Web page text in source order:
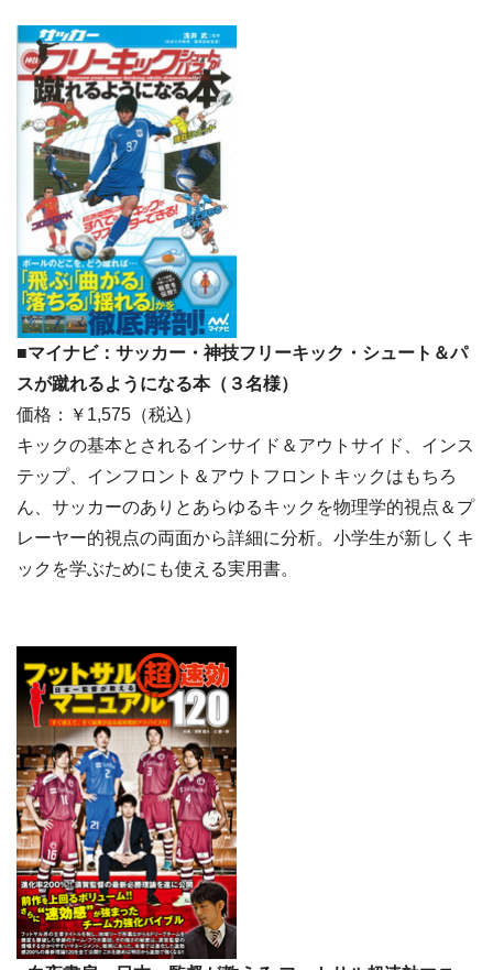
■マイナビ：サッカー・神技フリーキック・シュート＆パ
スが蹴れるようになる本（３名様）
価格：￥1,575（税込）
キックの基本とされるインサイド＆アウトサイド、インス
テップ、インフロント＆アウトフロントキックはもちろ
ん、サッカーのありとあらゆるキックを物理学的視点＆プ
レーヤー的視点の両面から詳細に分析。小学生が新しくキ
ックを学ぶためにも使える実用書。